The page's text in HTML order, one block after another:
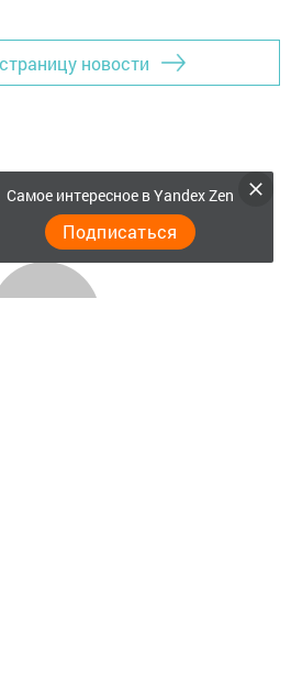
новости
Самое интересное в Yandex Zen
Подписаться